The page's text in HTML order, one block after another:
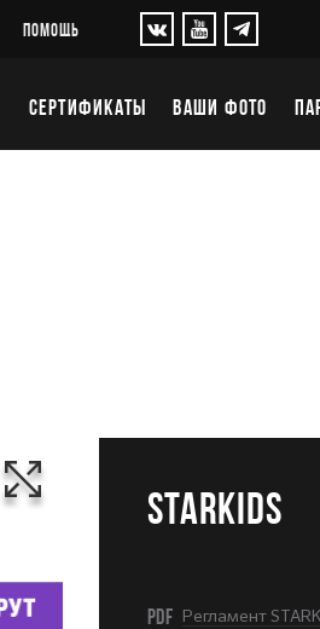
ПОМОЩЬ
СЕРТИФИКАТЫ ВАШИ ФОТО
STARKIDS
PDF Регламент